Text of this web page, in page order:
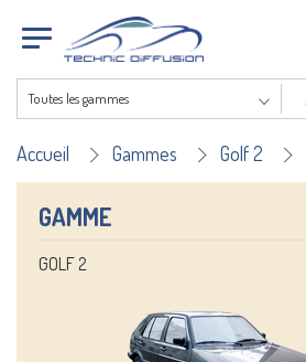
Toutes les gammes
Accueil Gammes Golf 2
GAMME
GOLF 2